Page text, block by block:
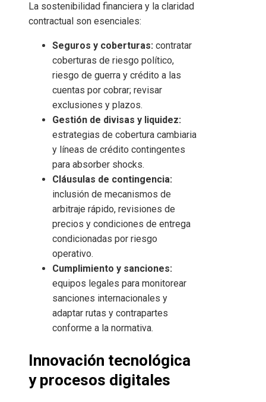
La sostenibilidad financiera y la claridad
contractual son esenciales:
Seguros y coberturas: contratar
coberturas de riesgo político,
riesgo de guerra y crédito a las
cuentas por cobrar; revisar
exclusiones y plazos.
Gestión de divisas y liquidez:
estrategias de cobertura cambiaria
y líneas de crédito contingentes
para absorber shocks.
Cláusulas de contingencia:
inclusión de mecanismos de
arbitraje rápido, revisiones de
precios y condiciones de entrega
condicionadas por riesgo
operativo.
Cumplimiento y sanciones:
equipos legales para monitorear
sanciones internacionales y
adaptar rutas y contrapartes
conforme a la normativa.
Innovación tecnológica
y procesos digitales